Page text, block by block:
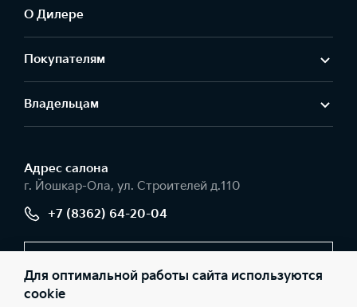
О Дилере
Покупателям
Владельцам
Адрес салонa
г. Йошкар-Ола, ул. Строителей д.110
+7 (8362) 64-20-04
Для оптимальной работы сайта используются
cookie